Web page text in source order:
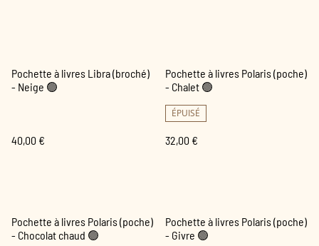
Pochette à livres Libra (broché)
- Neige 🟢
40,00 €
Pochette à livres Polaris (poche)
- Chalet 🟢
ÉPUISÉ
32,00 €
Pochette à livres Polaris (poche)
- Chocolat chaud 🟢
Pochette à livres Polaris (poche)
- Givre 🟢